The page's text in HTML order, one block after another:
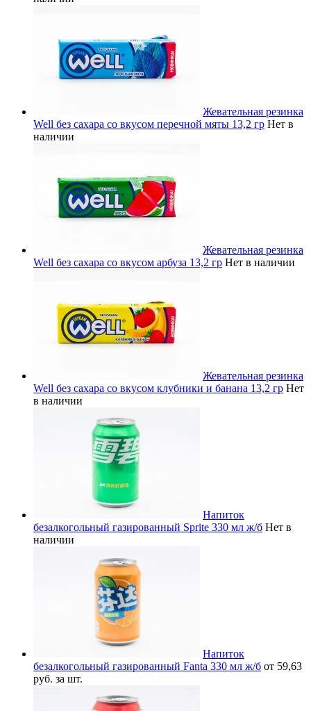
Жевательная резинка
Well без сахара со вкусом перечной мяты 13,2 гр Нет в
наличии
Жевательная резинка
Well без сахара со вкусом арбуза 13,2 гр Нет в наличии
Жевательная резинка
Well без сахара со вкусом клубники и банана 13,2 гр Нет
в наличии
Напиток
безалкогольный газированный Sprite 330 мл ж/б Нет в
наличии
Напиток
безалкогольный газированный Fanta 330 мл ж/б от 59,63
руб. за шт.